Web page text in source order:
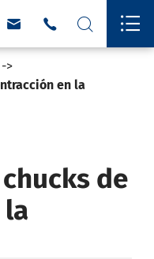
   
en la
de